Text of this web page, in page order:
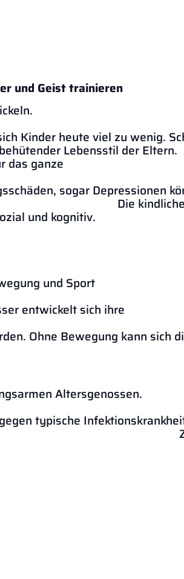
und Geist trainieren
Kinder heute viel zu wenig.
Lebensstil der
das ganze
sogar Depressionen
kindliche
und kognitiv.
und Sport
entwickelt sich ihre
Ohne Bewegung kann sich
Altersgenossen.
typische
Zudem haben